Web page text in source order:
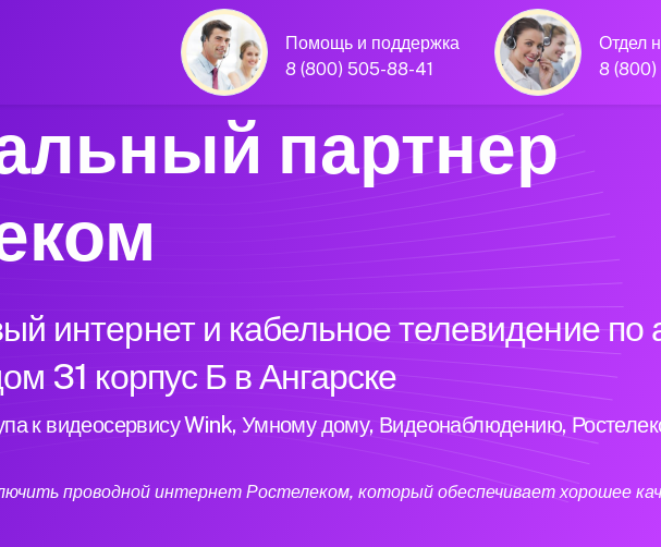
Помощь и поддержка
8 (800) 505-88-41
Отдел
8
партнер
интернет и кабельное телевидение по
31 корпус Б в Ангарске
к видеосервису Wink, Умному дому, Видеонаблюдению,
проводной интернет Ростелеком, который обеспечивает хорошее